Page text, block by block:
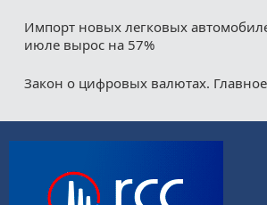
Импорт новых легковых
июле вырос на 57%
Закон о цифровых валютах. Главное